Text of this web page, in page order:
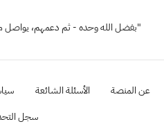
"بفضل الله وحده - ثم دعمهم، يواصل
عن المنصة الأسئلة الشائعة
سجل